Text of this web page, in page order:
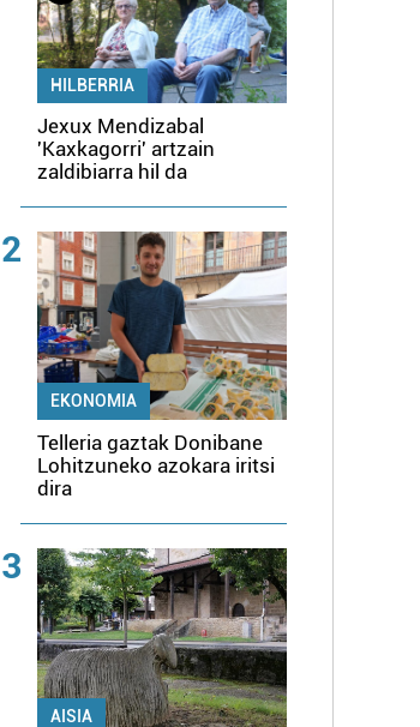
HILBERRIA
Jexux Mendizabal
'Kaxkagorri' artzain
zaldibiarra hil da
2
EKONOMIA
Telleria gaztak Donibane
Lohitzuneko azokara iritsi
dira
3
AISIA